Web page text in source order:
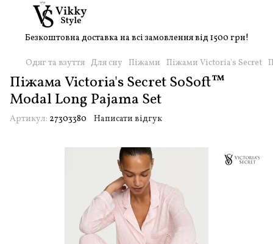
Безкоштовна доставка на всі замовлення від 1500 грн!
Одяг та взуття Для сну Піжами Піжами Victoria's Secret
Піжама Victoria's Secret SoSoft™
Modal Long Pajama Set
Артикул: 27303380 Написати відгук